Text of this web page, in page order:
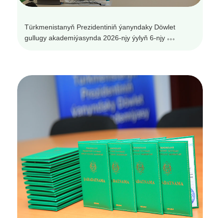
Türkmenistanyň Prezidentiniň ýanyndaky Döwlet
gullugy akademiýasynda 2026-njy ýylyň 6-njy